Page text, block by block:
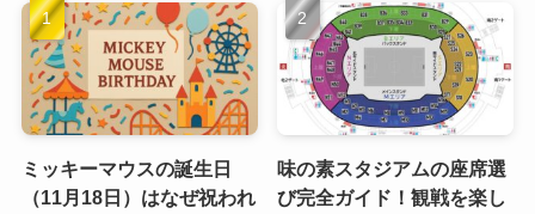
ミッキーマウスの誕生日
（11月18日）はなぜ祝われ
味の素スタジアムの座席選
び完全ガイド！観戦を楽し